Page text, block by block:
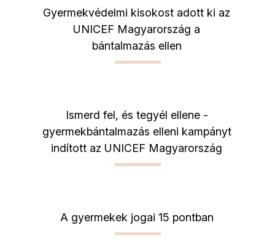
Gyermekvédelmi kisokost adott ki az
UNICEF Magyarország a
bántalmazás ellen
Ismerd fel, és tegyél ellene -
gyermekbántalmazás elleni kampányt
indított az UNICEF Magyarország
A gyermekek jogai 15 pontban